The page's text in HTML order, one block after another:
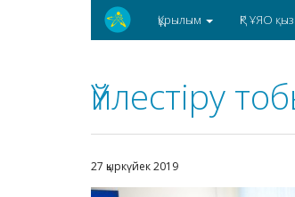
Құрылым ҚР ҰЯО
Үйлестіру
27 қыркүйек 2019